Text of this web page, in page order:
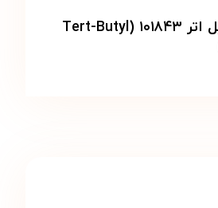
ترت بوتیل متیل اتر ۱۰۱۸۴۳ (Tert-Butyl